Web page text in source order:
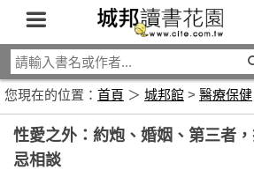
您現在的位置： 首頁 ＞ 城邦館 > 醫療保健
性愛之外：約炮、婚姻、第三者
忌相談